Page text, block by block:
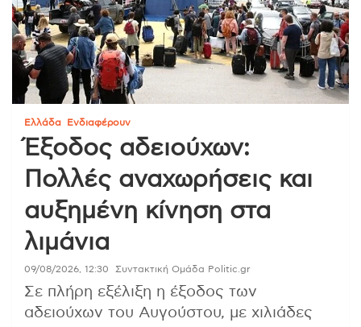
Ελλάδα Ενδιαφέρουν
Έξοδος αδειούχων:
Πολλές αναχωρήσεις και
αυξημένη κίνηση στα
λιμάνια
09/08/2026, 12:30 Συντακτική Ομάδα Politic.gr
Σε πλήρη εξέλιξη η έξοδος των
αδειούχων του Αυγούστου, με χιλιάδες